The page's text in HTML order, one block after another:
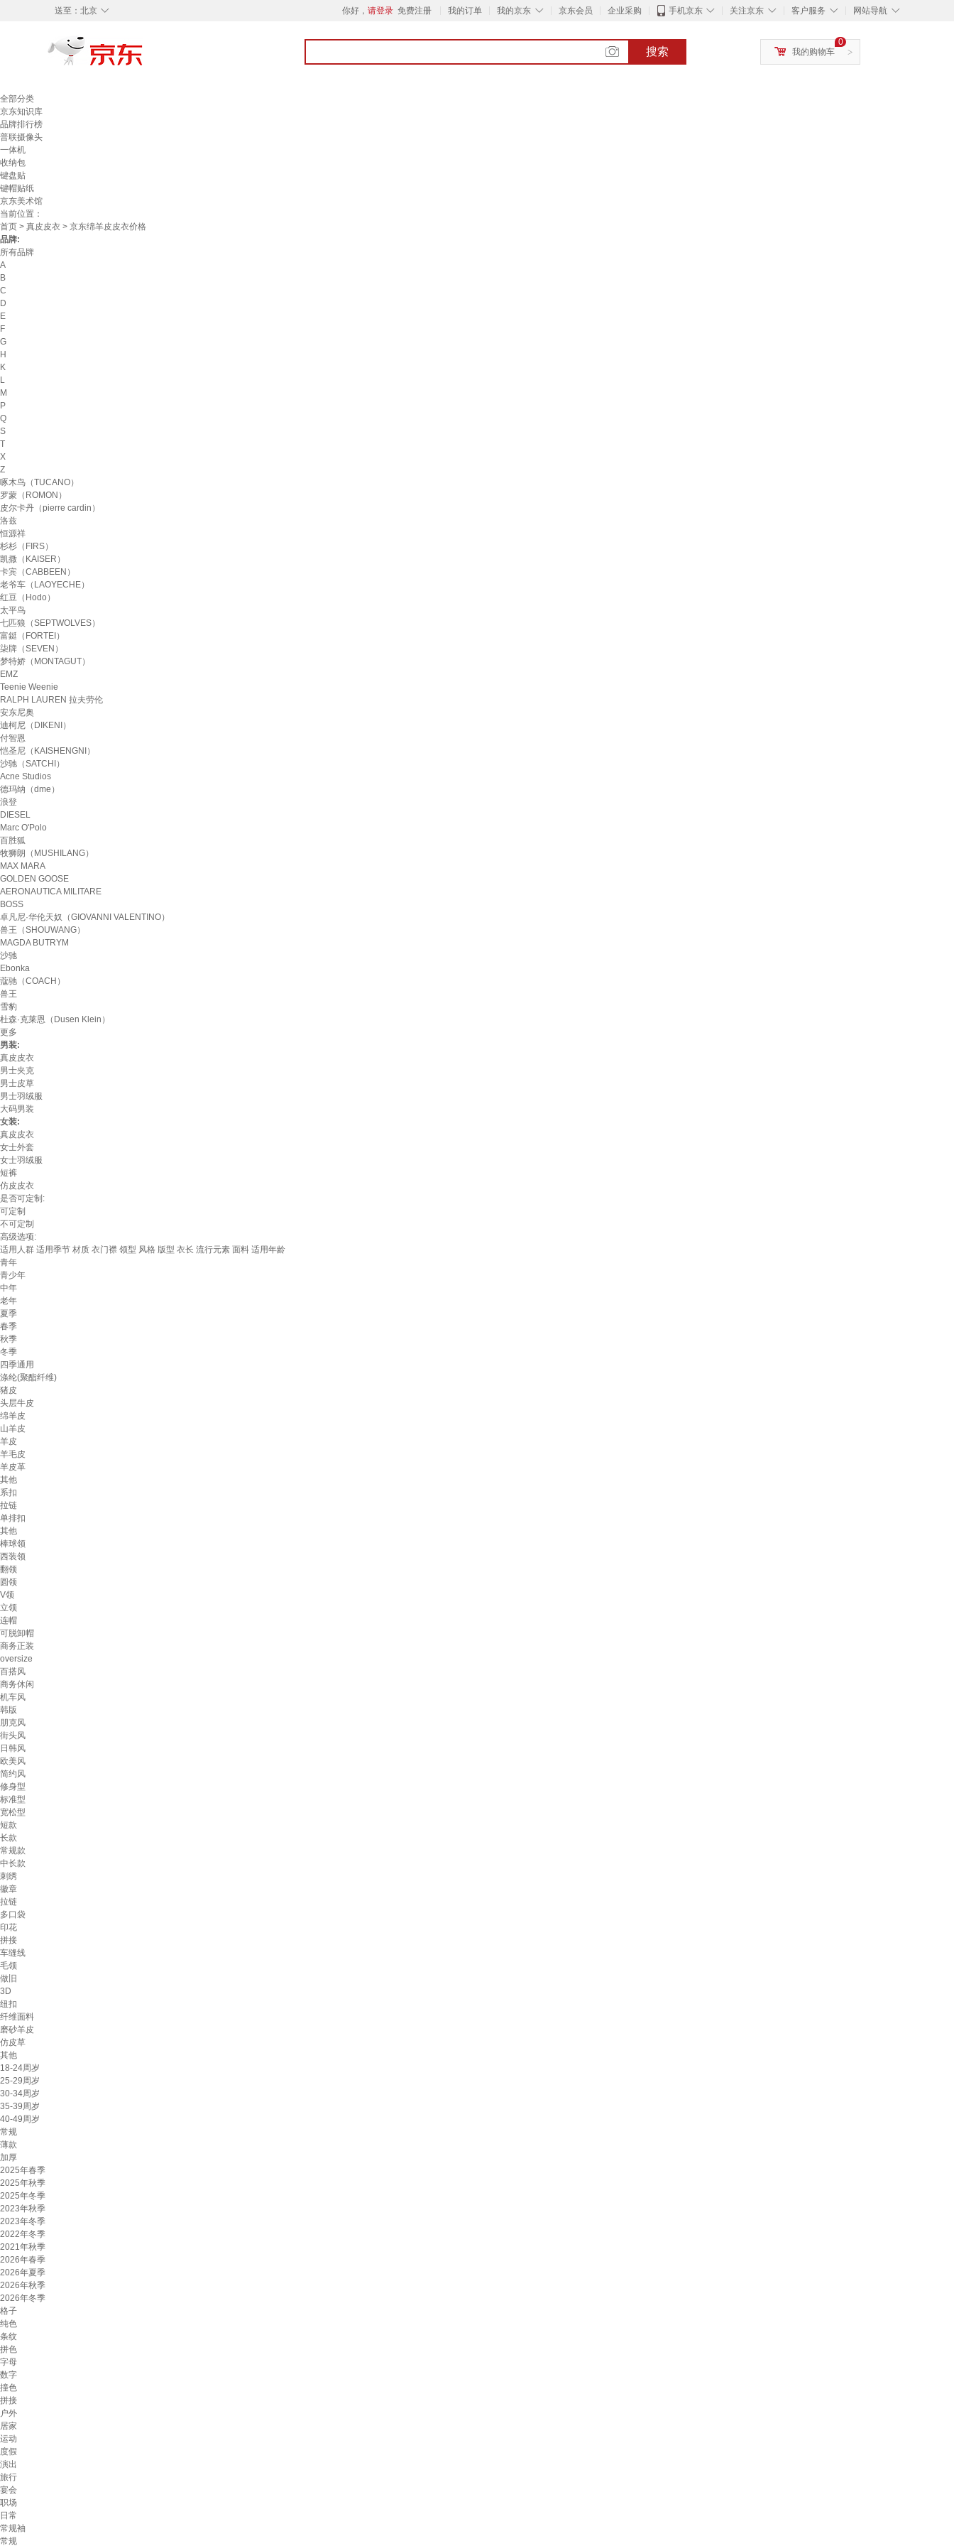
◇
送至： 北京 你好， 请登录 免费注册 我的订单 ◇
我的京东 京东会员 企业采购 ◇
手机京东 ◇
关注京东 ◇
客户服务 ◇
网站导航
搜索 >
0
我的购物车
全部分类
京东知识库
品牌排行榜
普联摄像头
一体机
收纳包
键盘贴
键帽贴纸
京东美术馆
当前位置：
首页 > 真皮皮衣 > 京东绵羊皮皮衣价格
品牌:
所有品牌
A
B
C
D
E
F
G
H
K
L
M
P
Q
S
T
X
Z
啄木鸟（TUCANO）
罗蒙（ROMON）
皮尔卡丹（pierre cardin）
洛兹
恒源祥
杉杉（FIRS）
凯撒（KAISER）
卡宾（CABBEEN）
老爷车（LAOYECHE）
红豆（Hodo）
太平鸟
七匹狼（SEPTWOLVES）
富鋌（FORTEI）
柒牌（SEVEN）
梦特娇（MONTAGUT）
EMZ
Teenie Weenie
RALPH LAUREN 拉夫劳伦
安东尼奥
迪柯尼（DIKENI）
付智恩
恺圣尼（KAISHENGNI）
沙驰（SATCHI）
Acne Studios
德玛纳（dme）
浪登
DIESEL
Marc O'Polo
百胜狐
牧狮朗（MUSHILANG）
MAX MARA
GOLDEN GOOSE
AERONAUTICA MILITARE
BOSS
卓凡尼·华伦天奴（GIOVANNI VALENTINO）
兽王（SHOUWANG）
MAGDA BUTRYM
沙驰
Ebonka
蔻驰（COACH）
兽王
雪豹
杜森·克莱恩（Dusen Klein）
更多
男装:
真皮皮衣
男士夹克
男士皮草
男士羽绒服
大码男装
女装:
真皮皮衣
女士外套
女士羽绒服
短裤
仿皮皮衣
是否可定制:
可定制
不可定制
高级选项:
适用人群 适用季节 材质 衣门襟 领型 风格 版型 衣长 流行元素 面料 适用年龄
青年
青少年
中年
老年
夏季
春季
秋季
冬季
四季通用
涤纶(聚酯纤维)
猪皮
头层牛皮
绵羊皮
山羊皮
羊皮
羊毛皮
羊皮革
其他
系扣
拉链
单排扣
其他
棒球领
西装领
翻领
圆领
V领
立领
连帽
可脱卸帽
商务正装
oversize
百搭风
商务休闲
机车风
韩版
朋克风
街头风
日韩风
欧美风
简约风
修身型
标准型
宽松型
短款
长款
常规款
中长款
刺绣
徽章
拉链
多口袋
印花
拼接
车缝线
毛领
做旧
3D
纽扣
纤维面料
磨砂羊皮
仿皮草
其他
18-24周岁
25-29周岁
30-34周岁
35-39周岁
40-49周岁
常规
薄款
加厚
2025年春季
2025年秋季
2025年冬季
2023年秋季
2023年冬季
2022年冬季
2021年秋季
2026年春季
2026年夏季
2026年秋季
2026年冬季
格子
纯色
条纹
拼色
字母
数字
撞色
拼接
户外
居家
运动
度假
演出
旅行
宴会
职场
日常
常规袖
常规